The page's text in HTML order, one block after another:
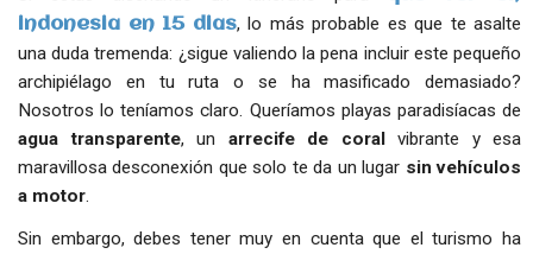
indonesia en 15 dias, lo más probable es que te asalte
una duda tremenda: ¿sigue valiendo la pena incluir este pequeño
archipiélago en tu ruta o se ha masificado demasiado?
Nosotros lo teníamos claro. Queríamos playas paradisíacas de
agua transparente, un arrecife de coralvibrante y esa
maravillosa desconexión que solo te da un lugar sin vehículos
a motor
Sin embargo, debes tener muy en cuenta que el turismo ha